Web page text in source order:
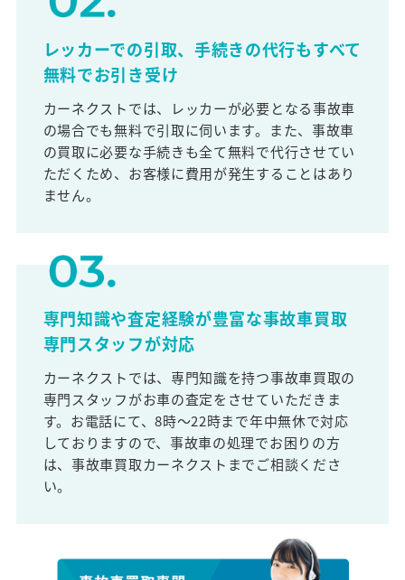
レッカーでの引取、手続きの代行もすべて
無料でお引き受け
カーネクストでは、レッカーが必要となる事故車
の場合でも無料で引取に伺います。また、事故車
の買取に必要な手続きも全て無料で代行させてい
ただくため、お客様に費用が発生することはあり
ません。
専門知識や査定経験が豊富な事故車買取
専門スタッフが対応
カーネクストでは、専門知識を持つ事故車買取の
専門スタッフがお車の査定をさせていただきま
す。お電話にて、8時～22時まで年中無休で対応
しておりますので、事故車の処理でお困りの方
は、事故車買取カーネクストまでご相談くださ
い。